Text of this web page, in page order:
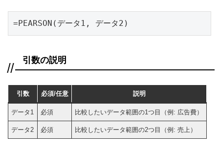
=PEARSON(データ1, データ2)
引数の説明
引数 必須/任意 説明
データ1 必須 比較したいデータ範囲の1つ目（例: 広告費）
データ2 必須 比較したいデータ範囲の2つ目（例: 売上）